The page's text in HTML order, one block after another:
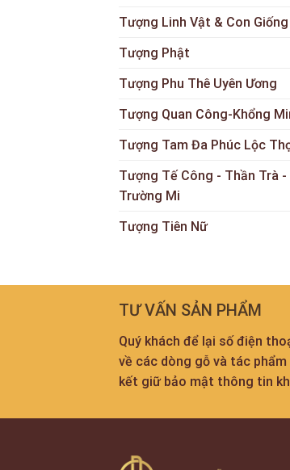
Tượng Linh Vật & Con Giống
Tượng Phật
Tượng Phu Thê Uyên Ương
Tượng Quan Công-Khổng
Tượng Tam Đa Phúc Lộc
Tượng Tế Công - Thần Trà -
Trường Mi
Tượng Tiên Nữ
TƯ VẤN SẢN PHẨM
Quý khách để lại số điện
về các dòng gỗ và tác
kết giữ bảo mật thông tin